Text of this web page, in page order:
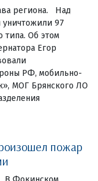
региона. Над
уничтожили 97
типа. Об этом
Егор
РФ, мобильно-
МОГ Брянского ЛО
пожар